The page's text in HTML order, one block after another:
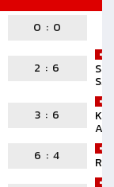
0 : 0
2 : 6
3 : 6
6 :4